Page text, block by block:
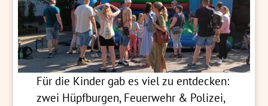
Für die Kinder gab es viel zu entdecken:
zwei Hüpfburgen, Feuerwehr & Polizei,